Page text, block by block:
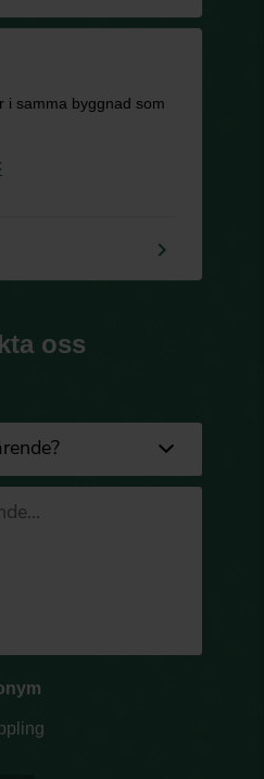
i samma byggnad som
keyboard_arrow_right
oss